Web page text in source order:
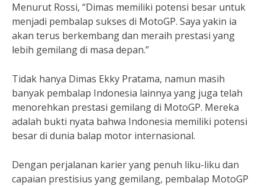
Menurut Rossi, “Dimas memiliki potensi besar untuk
menjadi pembalap sukses di MotoGP. Saya yakin ia
akan terus berkembang dan meraih prestasi yang
lebih gemilang di masa depan.”
Tidak hanya Dimas Ekky Pratama, namun masih
banyak pembalap Indonesia lainnya yang juga telah
menorehkan prestasi gemilang di MotoGP. Mereka
adalah bukti nyata bahwa Indonesia memiliki potensi
besar di dunia balap motor internasional.
Dengan perjalanan karier yang penuh liku-liku dan
capaian prestisius yang gemilang, pembalap MotoGP